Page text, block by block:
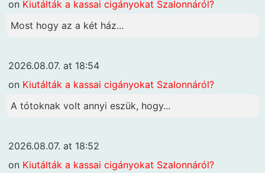
on Kiutálták a kassai cigányokat Szalonnáról?
Most hogy az a két ház...
2026.08.07. at 18:54
on Kiutálták a kassai cigányokat Szalonnáról?
A tótoknak volt annyi eszük, hogy...
2026.08.07. at 18:52
on Kiutálták a kassai cigányokat Szalonnáról?